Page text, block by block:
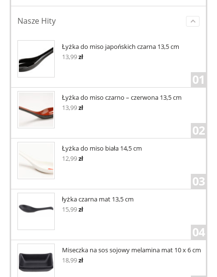
Nasze Hity
Łyżka do miso japońskich czarna 13,5 cm
13,99zł
01
Łyżka do miso czarno – czerwona 13,5 cm
13,99zł
02
Łyżka do miso biała 14,5 cm
12,99zł
03
łyżka czarna mat 13,5 cm
15,99zł
04
Miseczka na sos sojowy melamina mat 10 x 6 cm
18,99zł